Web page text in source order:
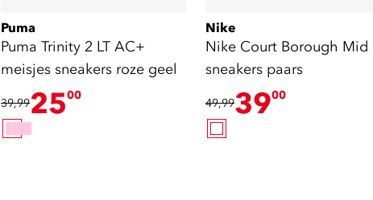
Puma
Puma Trinity 2 LT AC+
meisjes sneakers roze geel
39,992500
Nike
Nike Court Borough Mid
sneakers paars
49,993900